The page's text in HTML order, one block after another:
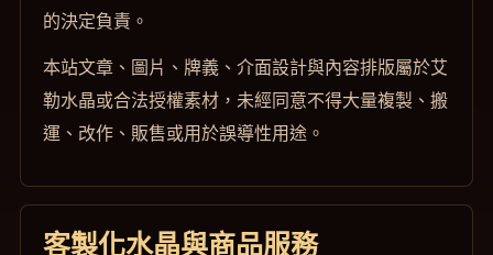
的決定負責。
本站文章、圖片、牌義、介面設計與內容排版屬於艾
勒水晶或合法授權素材，未經同意不得大量複製、搬
運、改作、販售或用於誤導性用途。
客製化水晶與商品服務